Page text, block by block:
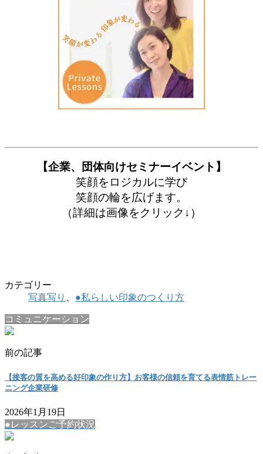
【企業、団体向けセミナーイベント】
笑顔をロジカルに学び
笑顔の輪を広げます。
（詳細は画像をクリック↓）
カテゴリー
写真写り
●私らしい印象のつくり方
コミュニケーション
前の記事
【接客の質を高める好印象の作り方】お客様の信頼を育てる表情筋トレー
ニング企業研修
2026年1月19日
●レッスンご予約状況